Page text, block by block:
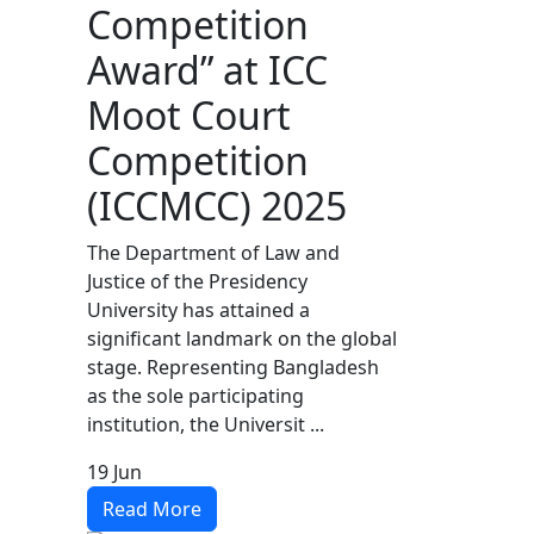
Competition
Award” at ICC
Moot Court
Competition
(ICCMCC) 2025
The Department of Law and
Justice of the Presidency
University has attained a
significant landmark on the global
stage. Representing Bangladesh
as the sole participating
institution, the Universit ...
19 Jun
Read More